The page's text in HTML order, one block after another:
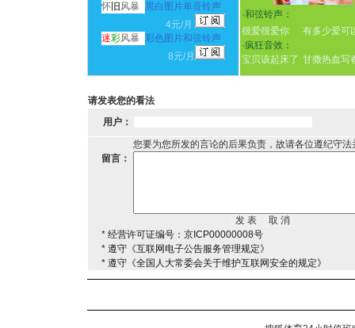
怀 旧 风暴
黑白图片单音铃声
4元/月
迷彩风暴 彩色图片和弦铃声
8元/月
·和弦铃声：
很爱很爱你
有多少爱可
·疯狂音效：
宝贝该起床了 甘撒热血写
请发表您的看法
用户：
您要为您所发的言论的后果负责，故请各位遵纪守
留言：
* 经营许可证编号：京ICP00000008号
* 遵守《互联网电子公告服务管理规定》
* 遵守《全国人大常委会关于维护互联网安全的规定》